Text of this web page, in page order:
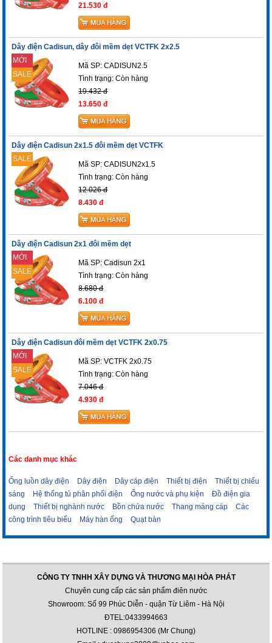
21.530 đ
Dây điện Cadisun, dây đôi mềm dẹt VCTFK 2x2.5
MỚI
SALE
Mã SP: CADISUN2.5
Tình trạng:Còn hàng
19.432 đ
13.650 đ
Dây điện Cadisun 2x1.5 đôi mềm dẹt VCTFK
SALE
Mã SP: CADISUN2x1.5
Tình trạng:Còn hàng
12.026 đ
8.430 đ
Dây điện Cadisun 2x1 đôi mềm dẹt
MỚI
SALE
Mã SP: Cadisun 2x1
Tình trạng:Còn hàng
8.680 đ
6.100 đ
Dây điện Cadisun đôi mềm dẹt VCTFK 2x0.75
MỚI
SALE
Mã SP: VCTFK 2x0.75
Tình trạng:Còn hàng
7.046 đ
4.930 đ
Các danh mục khác
Ống luồn dây điện Dây điện Dây cáp điện Thiết bị điện
Thiết bị chiếu
sáng
Hệ thống tủ phân phối điện Ống nước và phụ kiện
Đồ điện gia
dụng
Thiết bị nghành nước Bồn chứa nước Thang máng cáp
Các
công trình tiêu biểu
Máy hàn ống Quạt bàn
CÔNG TY TNHH XÂY DỰNG VÀ THƯƠNG MẠI HÒA PHÁT
Chuyên cung cấp các sản phẩm điên nước
Showroom: Số 99 Phúc Diễn - quận Từ Liêm - Hà Nội
ĐTEL:0433994663
HOTLINE : 0986954306 (Mr Chung)